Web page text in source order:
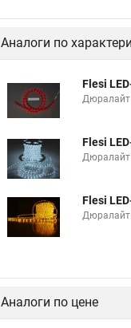
Аналоги по
Flesi
Дюралайт
Flesi
Дюралайт
Flesi
Дюралайт
Аналоги по цене